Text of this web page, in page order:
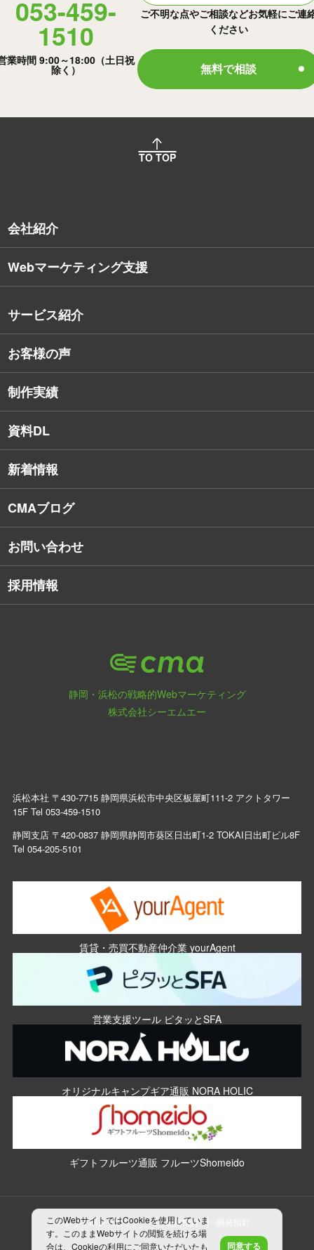
053-459-
1510
業時間 9:00～18:00（土日祝
除く）
ご不明な点やご相談などお気軽にご連
ください
無料で相談
TO TOP
会社紹介
会社概要
デザイナー・エンジニア紹介
社員保有資格
Webマーケティング支援
サービス紹介
戦略的Webサイト制作
インターネット広告
SNSコンサルティング
Webアプリケーション開発
お客様の声
制作実績
資料DL
新着情報
CMAブログ
お問い合わせ
採用情報
静岡・浜松の戦略的Webマーケティング
株式会社シーエムエー
浜松本社 〒430-7715 静岡県浜松市中央区板屋町111-2 アクトタワー
15F Tel 053-459-1510
静岡支店 〒420-0837 静岡県静岡市葵区日出町1-2 TOKAI日出町ビル8F
Tel 054-205-5101
賃貸・売買不動産仲介業 yourAgent
営業支援ツール ピタッとSFA
オリジナルキャンプギア通販 NORA HOLIC
ギフトフルーツ通販 フルーツShomeido
プライバシーポリシー 制作指針
このWebサイトではCookieを使用していま
す。このままWebサイトの閲覧を続ける場
合は、Cookieの利用にご同意いただいたも
同意する